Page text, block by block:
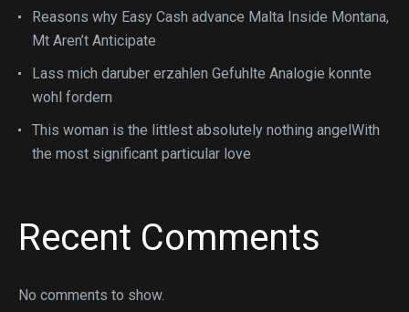
Reasons why Easy Cash advance Malta Inside Montana,
Mt Aren’t Anticipate
Lass mich daruber erzahlen Gefuhlte Analogie konnte
wohl fordern
This woman is the littlest absolutely nothing angelWith
the most significant particular love
Recent Comments
No comments to show.